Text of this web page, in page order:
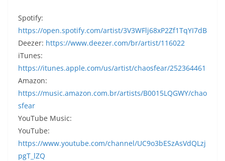
Spotify:
https://open.spotify.com/artist/3V3WFlj68xP2Zf1TqYI7dB
Deezer: https://www.deezer.com/br/artist/116022
iTunes:
https://itunes.apple.com/us/artist/chaosfear/252364461
Amazon:
https://music.amazon.com.br/artists/B0015LQGWY/chao
sfear
YouTube Music:
YouTube:
https://www.youtube.com/channel/UC9o3bESzAsVdQLzj
pgT_lZQ